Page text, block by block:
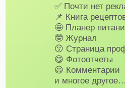
✅ Почти нет
📌 Книга
🤩 Планер
🤓 Журнал
😗 Страница
😋 Фотоотчеты
😃 Комментарии
и многое другое…